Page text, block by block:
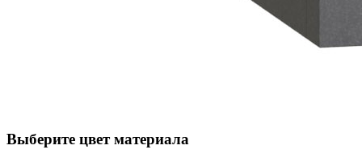
Выберите цвет материала